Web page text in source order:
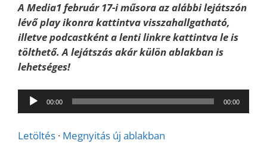
A Media1 február 17-i műsora az alábbi lejátszón
lévő play ikonra kattintva visszahallgatható,
illetve podcastként a lenti linkre kattintva le is
tölthető. A lejátszás akár külön ablakban is
lehetséges!
Audió
lejátszó
00:00 00:00
Letöltés · Megnyitás új ablakban